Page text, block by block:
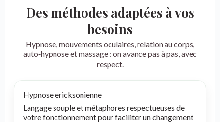
Des méthodes adaptées à vos
besoins
Hypnose, mouvements oculaires, relation au corps,
auto‑hypnose et massage : on avance pas à pas, avec
respect.
Hypnose ericksonienne
Langage souple et métaphores respectueuses de
votre fonctionnement pour faciliter un changement